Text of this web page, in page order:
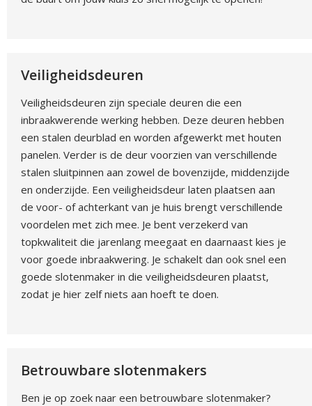
Veiligheidsdeuren
Veiligheidsdeuren zijn speciale deuren die een
inbraakwerende werking hebben. Deze deuren hebben
een stalen deurblad en worden afgewerkt met houten
panelen. Verder is de deur voorzien van verschillende
stalen sluitpinnen aan zowel de bovenzijde, middenzijde
en onderzijde. Een veiligheidsdeur laten plaatsen aan
de voor- of achterkant van je huis brengt verschillende
voordelen met zich mee. Je bent verzekerd van
topkwaliteit die jarenlang meegaat en daarnaast kies je
voor goede inbraakwering. Je schakelt dan ook snel een
goede slotenmaker in die veiligheidsdeuren plaatst,
zodat je hier zelf niets aan hoeft te doen.
Betrouwbare slotenmakers
Ben je op zoek naar een betrouwbare slotenmaker?